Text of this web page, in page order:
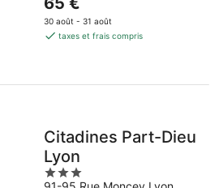
5
prix
est
par
30 août - 31 août
taxes et frais compris
Citadines Part-Dieu
Lyon
3